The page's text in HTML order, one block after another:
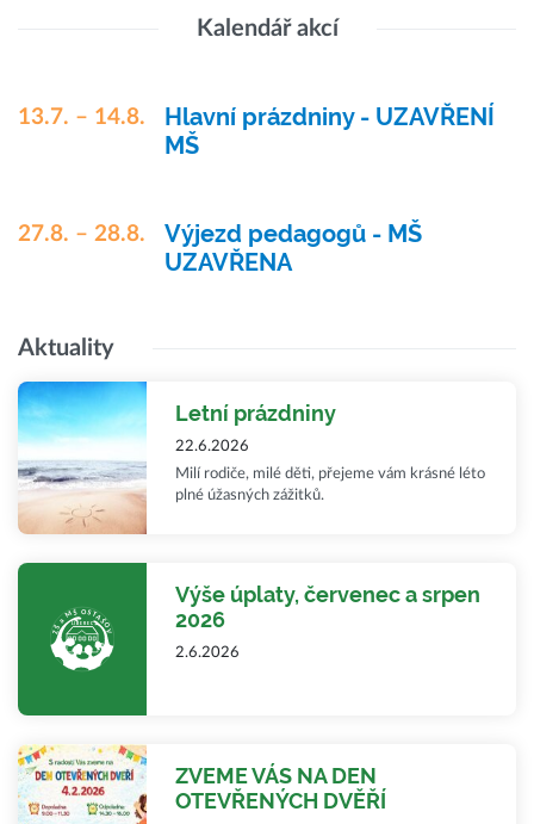
Kalendář akcí
13.7. – 14.8.
Hlavní prázdniny - UZAVŘENÍ
MŠ
27.8. – 28.8.
Výjezd pedagogů - MŠ
UZAVŘENA
Aktuality
Letní prázdniny
22.6.2026
Milí rodiče, milé děti, přejeme vám krásné léto
plné úžasných zážitků.
Výše úplaty, červenec a srpen
2026
2.6.2026
ZVEME VÁS NA DEN
OTEVŘENÝCH DVĚŘÍ